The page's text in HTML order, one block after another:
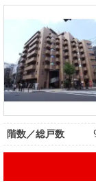
階数／総戸数